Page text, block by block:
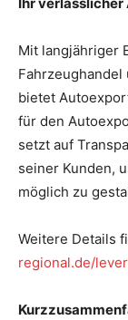
Ihr
Mit langjähriger
bietet
für den
setzt auf
seiner Kunden,
möglich zu
Weitere Details
regional.de/